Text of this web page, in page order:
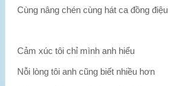
Cùng nâng chén cùng hát ca đồng điệu
Cảm xúc tôi chỉ mình anh hiểu
Nỗi lòng tôi anh cũng biết nhiều hơn